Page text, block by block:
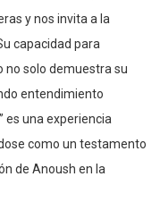
y nos invita a la
capacidad para
no solo demuestra su
entendimiento
es una experiencia
como un testamento
de Anoush en la